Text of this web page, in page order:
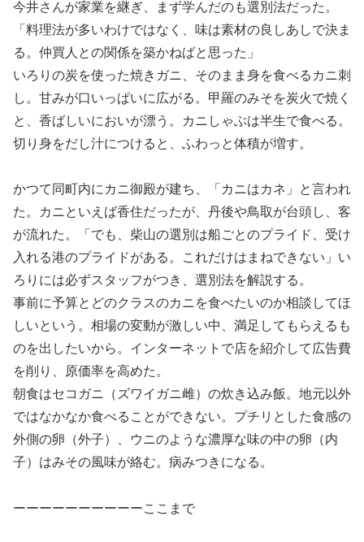
今井さんが家業を継ぎ、まず学んだのも選別法だった。
「料理法が多いわけではなく、味は素材の良しあしで決ま
る。仲買人との関係を築かねばと思った」
いろりの炭を使った焼きガニ、そのまま身を食べるカニ刺
し。甘みが口いっぱいに広がる。甲羅のみそを炭火で焼く
と、香ばしいにおいが漂う。カニしゃぶは半生で食べる。
切り身をだし汁につけると、ふわっと体積が増す。
かつて同町内にカニ御殿が建ち、「カニはカネ」と言われ
た。カニといえば香住だったが、丹後や鳥取が台頭し、客
が流れた。「でも、柴山の選別は船ごとのプライド、受け
入れる港のプライドがある。これだけはまねできない」い
ろりには必ずスタッフがつき、選別法を解説する。
事前に予算とどのクラスのカニを食べたいのか相談してほ
しいという。相場の変動が激しい中、満足してもらえるも
のを出したいから。インターネットで店を紹介して広告費
を削り、原価率を高めた。
朝食はセコガニ（ズワイガニ雌）の炊き込み飯。地元以外
ではなかなか食べることができない。プチリとした食感の
外側の卵（外子）、ウニのような濃厚な味の中の卵（内
子）はみその風味が絡む。病みつきになる。
ーーーーーーーーーーここまで